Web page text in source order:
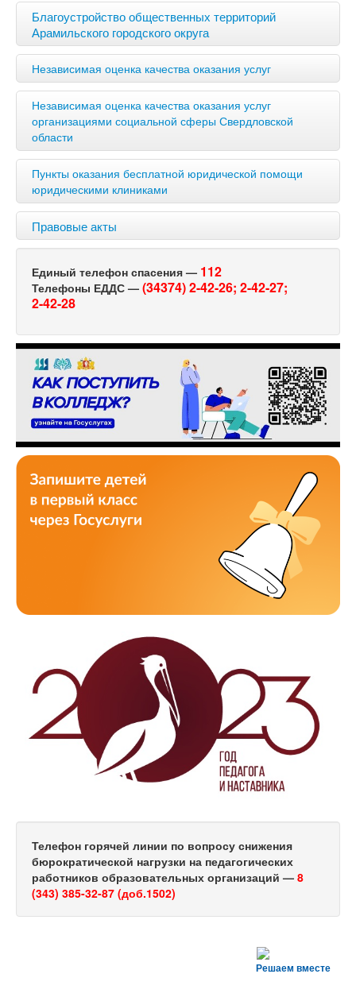
Благоустройство общественных территорий
Арамильского городского округа
Независимая оценка качества оказания услуг
Независимая оценка качества оказания услуг
организациями социальной сферы Свердловской
области
Пункты оказания бесплатной юридической помощи
юридическими клиниками
Правовые акты
Единый телефон спасения — 112
Телефоны ЕДДС — (34374) 2-42-26; 2-42-27;
2-42-28
Телефон горячей линии по вопросу снижения
бюрократической нагрузки на педагогических
работников образовательных организаций — 8
(343) 385-32-87 (доб.1502)
Решаем вместе